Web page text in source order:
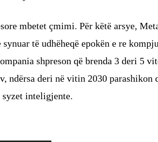
mbetet çmimi. Për këtë arsye,
të udhëheqë epokën e re
shpreson që brenda 3 deri 5
ndërsa deri në vitin 2030 parashikon
syzet inteligjente.